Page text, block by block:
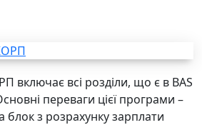
включає всі розділи, що є в BAS
переваги цієї програми –
блок з розрахунку зарплати